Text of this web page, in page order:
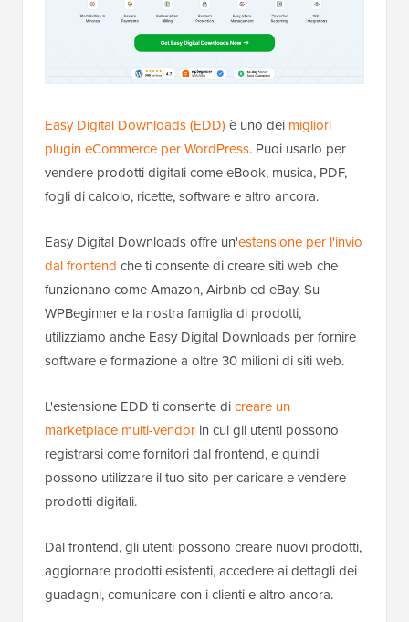
Easy Digital Downloads (EDD) è uno dei migliori
plugin eCommerce per WordPress. Puoi usarlo per
vendere prodotti digitali come eBook, musica, PDF,
fogli di calcolo, ricette, software e altro ancora.
Easy Digital Downloads offre un'estensione per l'invio
dal frontend che ti consente di creare siti web che
funzionano come Amazon, Airbnb ed eBay. Su
WPBeginner e la nostra famiglia di prodotti,
utilizziamo anche Easy Digital Downloads per fornire
software e formazione a oltre 30 milioni di siti web.
L'estensione EDD ti consente dicreare un
marketplace multi-vendor in cui gli utenti possono
registrarsi come fornitori dal frontend, e quindi
possono utilizzare il tuo sito per caricare e vendere
prodotti digitali.
Dal frontend, gli utenti possono creare nuovi prodotti,
aggiornare prodotti esistenti, accedere ai dettagli dei
guadagni, comunicare con i clienti e altro ancora.